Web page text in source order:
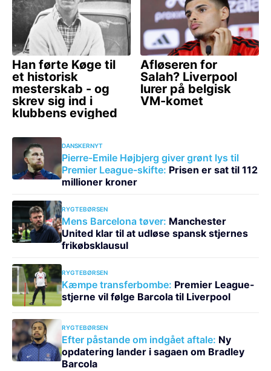
DANSKERNYT
Pierre-Emile Højbjerg giver grønt lys til
Premier League-skifte: Prisen er sat til 112
millioner kroner
RYGTEBØRSEN
Mens Barcelona tøver: Manchester
United klar til at udløse spansk stjernes
frikøbsklausul
RYGTEBØRSEN
Kæmpe transferbombe: Premier League-
stjerne vil følge Barcola til Liverpool
RYGTEBØRSEN
Efter påstande om indgået aftale: Ny
opdatering lander i sagaen om Bradley
Barcola